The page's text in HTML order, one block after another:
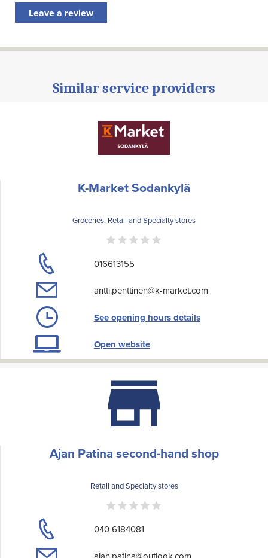
Leave a review
Similar service providers
K-Market Sodankylä
Groceries, Retail and Specialty stores
016613155
antti.penttinen@k-market.com
See opening hours details
Open website
Ajan Patina second-hand shop
Retail and Specialty stores
040 6184081